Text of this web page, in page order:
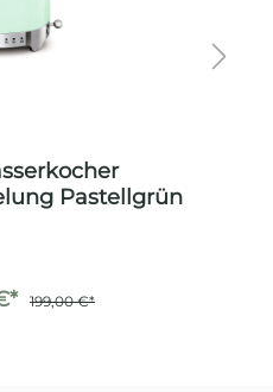
Pastellgrün
199,00 €*